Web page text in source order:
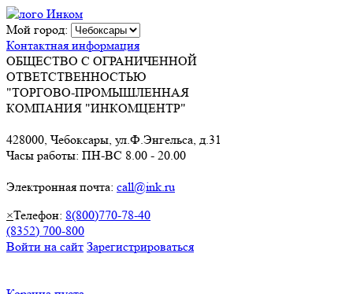
Мой город:
Контактная информация
ОБЩЕСТВО С ОГРАНИЧЕННОЙ
ОТВЕТСТВЕННОСТЬЮ
"ТОРГОВО-ПРОМЫШЛЕННАЯ
КОМПАНИЯ "ИНКОМЦЕНТР"
428000, Чебоксары, ул.Ф.Энгельса, д.31
Часы работы: ПН-ВС 8.00 - 20.00
Электронная почта: call@ink.ru
×Телефон: 8(800)770-78-40
(8352) 700-800
Войти на сайт Зарегистрироваться